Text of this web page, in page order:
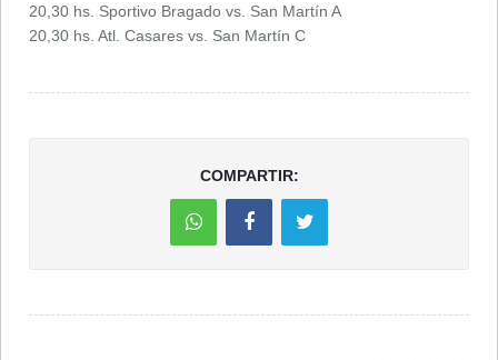
20,30 hs. Sportivo Bragado vs. San Martín A
20,30 hs. Atl. Casares vs. San Martín C
COMPARTIR: